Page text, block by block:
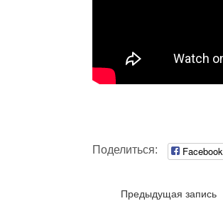
Поделиться: Facebook
Предыдущая запись